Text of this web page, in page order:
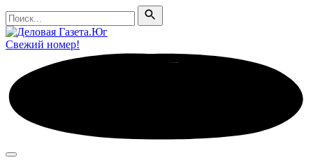
Поиск
Поиск
Свежий номер!